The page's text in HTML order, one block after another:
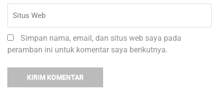
Simpan nama, email, dan situs web saya pada
peramban ini untuk komentar saya berikutnya.